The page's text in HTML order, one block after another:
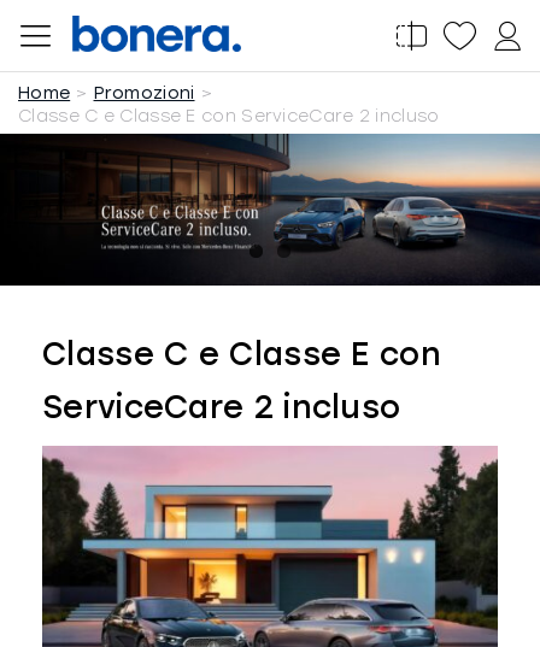
Salta
contenuto
Home
Promozioni
Classe C e Classe E con ServiceCare 2 incluso
Classe C e Classe E con
ServiceCare 2 incluso